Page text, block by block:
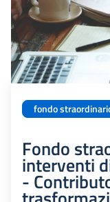
fondo
Fondo
interventi
-